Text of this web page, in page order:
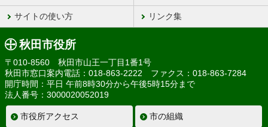
サイトの使い方 リンク集
秋田市役所
〒010-8560 秋田市山王一丁目1番1号
秋田市窓口案内電話：018-863-2222 ファクス：018-863-7284
開庁時間：平日 午前8時30分から午後5時15分まで
法人番号：3000020052019
市役所アクセス 市の組織